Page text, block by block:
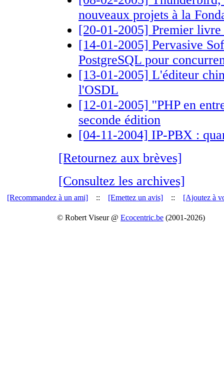
nouveaux projets à la
[20-01-2005] Premier
[14-01-2005] Pervasive
PostgreSQL pour
[13-01-2005] L'éditeur
l'OSDL
[12-01-2005] ''PHP en
seconde édition
[04-11-2004] IP-PBX :
[Retournez aux brèves]
[Consultez les archives]
[Recommandez à un ami] :: [Emettez un avis] :: [Ajoutez à
© Robert Viseur @ Ecocentric.be (2001-2026)